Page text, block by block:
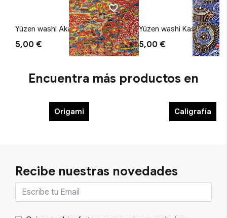
Yūzen washi Aka
5,00 €
Yūzen washi Kasa
5,00 €
Encuentra más productos en
Origami Caligrafía
Recibe nuestras novedades